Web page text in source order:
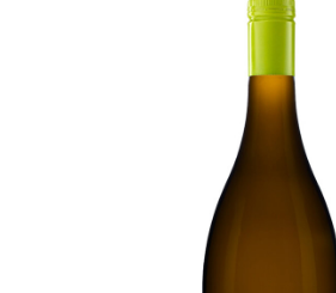
Виски Talisker 10 YO Malt 45,8% in Box
Водка Smirnoff Red Vodka 37,5%
Пиво Guinness Draught 4,2% Can
Джин Gordon`s London Dry Gin 37,5%